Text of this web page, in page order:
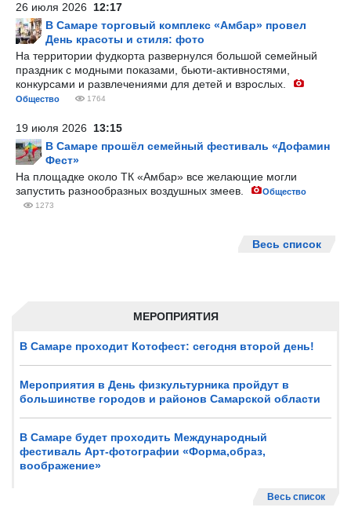
МЕРОПРИЯТИЯ
В Самаре проходит Котофест: сегодня второй день!
Мероприятия в День физкультурника пройдут в
большинстве городов и районов Самарской области
В Самаре будет проходить Международный
фестиваль Арт-фотографии «Форма,образ,
воображение»
Весь список
26 июля 2026 12:17
В Самаре торговый комплекс «Амбар» провел
День красоты и стиля: фото
На территории фудкорта развернулся большой семейный
праздник с модными показами, бьюти-активностями,
конкурсами и развлечениями для детей и взрослых.
Общество 1764
19 июля 2026 13:15
В Самаре прошёл семейный фестиваль «Дофамин
Фест»
На площадке около ТК «Амбар» все желающие могли
запустить разнообразных воздушных змеев.
Общество
1273
Весь список